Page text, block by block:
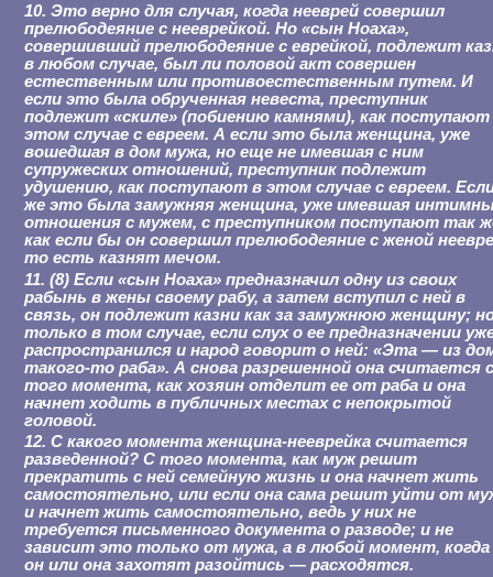
10. Это верно для случая, когда нееврей совершил
прелюбодеяние с нееврейкой. Но «сын Ноаха»,
совершивший прелюбодеяние с еврейкой, подлежит
в любом случае, был ли половой акт совершен
естественным или противоестественным путем. И
если это была обрученная невеста, преступник
подлежит «скиле» (побиению камнями), как поступают
этом случае с евреем. А если это была женщина, уже
вошедшая в дом мужа, но еще не имевшая с ним
супружеских отношений, преступник подлежит
удушению, как поступают в этом случае с евреем.
же это была замужняя женщина, уже имевшая
отношения с мужем, с преступником поступают так
как если бы он совершил прелюбодеяние с женой
то есть казнят мечом.
11. (8) Если «сын Ноаха» предназначил одну из своих
рабынь в жены своему рабу, а затем вступил с ней в
связь, он подлежит казни как за замужнюю женщину;
только в том случае, если слух о ее предназначении
распространился и народ говорит о ней: «Эта — из
такого-то раба». А снова разрешенной она считается
того момента, как хозяин отделит ее от раба и она
начнет ходить в публичных местах с непокрытой
головой.
12. С какого момента женщина-нееврейка считается
разведенной? С того момента, как муж решит
прекратить с ней семейную жизнь и она начнет жить
самостоятельно, или если она сама решит уйти от
и начнет жить самостоятельно, ведь у них не
требуется письменного документа о разводе; и не
зависит это только от мужа, а в любой момент, когда
он или она захотят разойтись — расходятся.